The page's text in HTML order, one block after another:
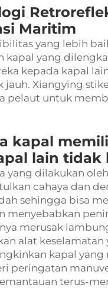
Maritim
yang lebih
kapal yang
kepada kapal
jauh. Xiangying
pelaut untuk
kapal
lain tidak
yang dilakukan
cahaya dan
sehingga bisa
menyebabkan
merusak
alat
kapal
peringatan
terus-